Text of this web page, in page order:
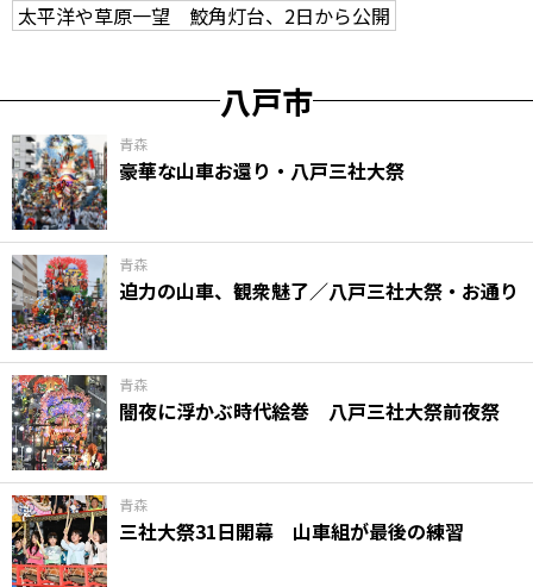
太平洋や草原一望 鮫角灯台、2日から公開
八戸市
青森
豪華な山車お還り・八戸三社大祭
青森
迫力の山車、観衆魅了／八戸三社大祭・お通り
青森
闇夜に浮かぶ時代絵巻 八戸三社大祭前夜祭
青森
三社大祭31日開幕 山車組が最後の練習